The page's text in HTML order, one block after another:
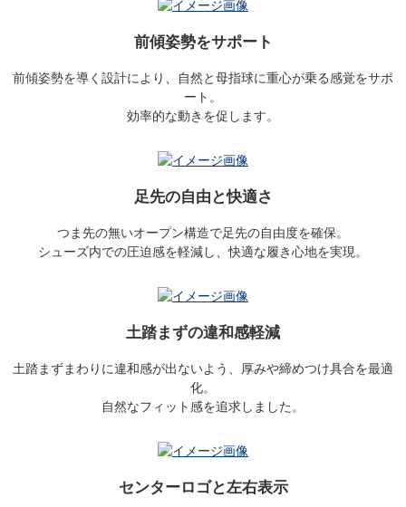
前傾姿勢をサポート
前傾姿勢を導く設計により、自然と母指球に重心が乗る感覚をサポ
ート。
効率的な動きを促します。
足先の自由と快適さ
つま先の無いオープン構造で足先の自由度を確保。
シューズ内での圧迫感を軽減し、快適な履き心地を実現。
土踏まずの違和感軽減
土踏まずまわりに違和感が出ないよう、厚みや締めつけ具合を最適
化。
自然なフィット感を追求しました。
センターロゴと左右表示